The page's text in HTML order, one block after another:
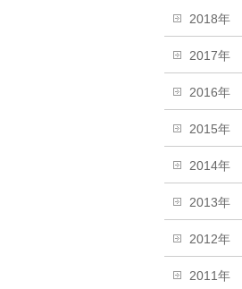
2018年
2017年
2016年
2015年
2014年
2013年
2012年
2011年